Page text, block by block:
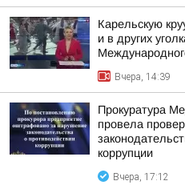
Карельскую
и в других
Вчера, 14:39
Прокуратура
провела
коррупции
Вчера, 17:12